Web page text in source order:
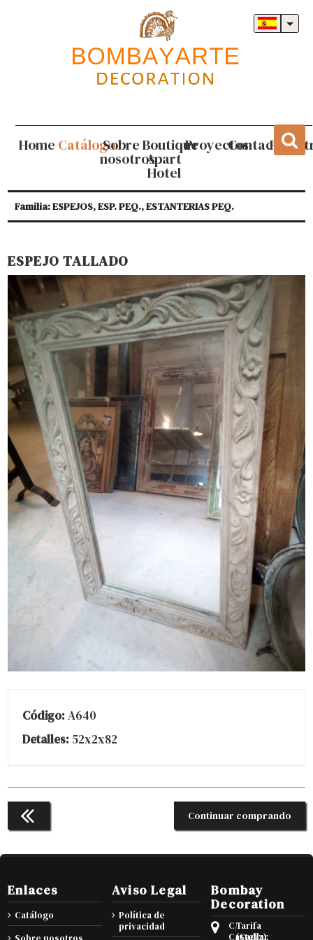
Home CatálogoSobre
nosotros
Boutique
Apart
Hotel
ProyectosContacto
Familia: ESPEJOS, ESP. PEQ., ESTANTERIAS PEQ.
ESPEJO TALLADO
Código: A640
Detalles: 52x2x82
Continuar comprando
Enlaces
Catálogo
Aviso Legal
Política de
privacidad
Bombay
Decoration
C/
Castellar
Tarifa
(Cadiz),